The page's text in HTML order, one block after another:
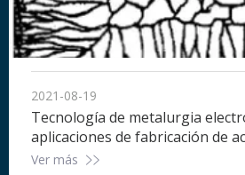
2021-08-19
Tecnología de metalurgia
aplicaciones de fabricación de
Ver más